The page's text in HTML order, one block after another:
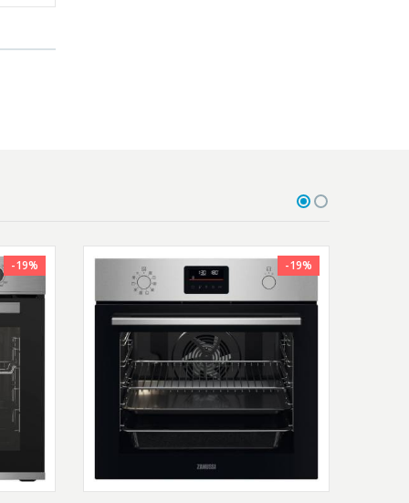
-19% -19%